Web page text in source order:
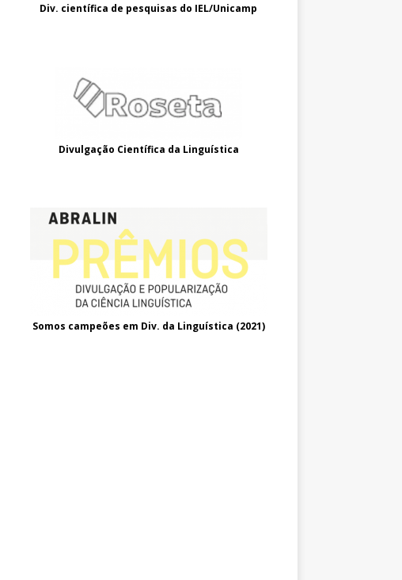
Div. científica de pesquisas do IEL/Unicamp
Divulgação Científica da Linguística
Somos campeões em Div. da Linguística (2021)